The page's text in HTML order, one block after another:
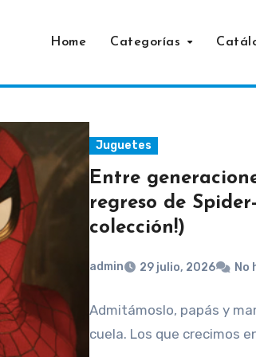
Home Categorías
Juguetes
Entre
regreso de
colección!)
admin 29 julio, 2026 No
Admitámoslo, papás y
cuela. Los que crecimos